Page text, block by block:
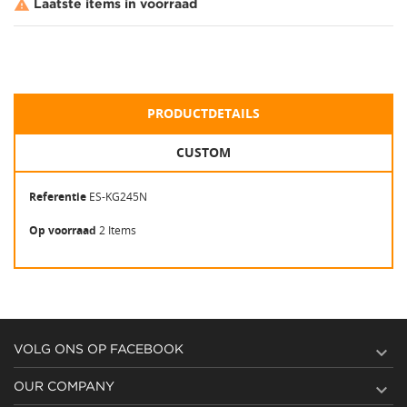
 Laatste items in voorraad
PRODUCTDETAILS
CUSTOM
Referentie ES-KG245N
Op voorraad 2 Items
VOLG ONS OP FACEBOOK 
OUR COMPANY 